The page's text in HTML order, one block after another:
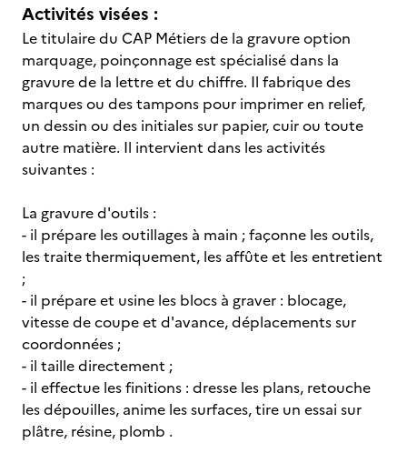
Activités visées :
Le titulaire du CAP Métiers de la gravure option
marquage, poinçonnage est spécialisé dans la
gravure de la lettre et du chiffre. Il fabrique des
marques ou des tampons pour imprimer en relief,
un dessin ou des initiales sur papier, cuir ou toute
autre matière. Il intervient dans les activités
suivantes :
La gravure d'outils :
- il prépare les outillages à main ; façonne les outils,
les traite thermiquement, les affûte et les entretient
;
- il prépare et usine les blocs à graver : blocage,
vitesse de coupe et d'avance, déplacements sur
coordonnées ;
- il taille directement ;
- il effectue les finitions : dresse les plans, retouche
les dépouilles, anime les surfaces, tire un essai sur
plâtre, résine, plomb .